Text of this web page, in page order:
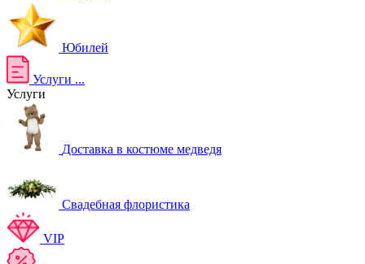
Юбилей
Услуги ...
Услуги
Доставка в костюме медведя
Свадебная флористика
VIP